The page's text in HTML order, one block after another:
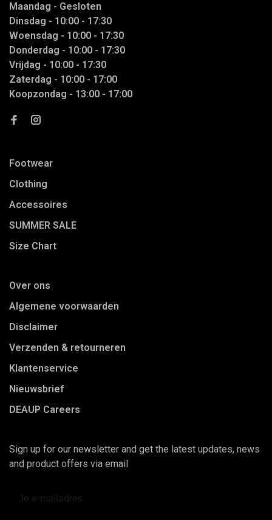
Maandag - Gesloten
Dinsdag - 10:00 - 17:30
Woensdag - 10:00 - 17:30
Donderdag - 10:00 - 17:30
Vrijdag - 10:00 - 17:30
Zaterdag - 10:00 - 17:00
Koopzondag - 13:00 - 17:00
Footwear
Clothing
Accessoires
SUMMER SALE
Size Chart
Over ons
Algemene voorwaarden
Disclaimer
Verzenden & retourneren
Klantenservice
Nieuwsbrief
DEAUP Careers
Sign up for our newsletter and get the latest updates, news
and product offers via email